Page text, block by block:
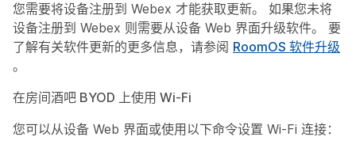
您需要将设备注册到 Webex 才能获取更新。 如果您未将
设备注册到 Webex 则需要从设备 Web 界面升级软件。 要
了解有关软件更新的更多信息，请参阅 RoomOS 软件升级
。
在房间酒吧 BYOD 上使用 Wi-Fi
您可以从设备 Web 界面或使用以下命令设置 Wi-Fi 连接：